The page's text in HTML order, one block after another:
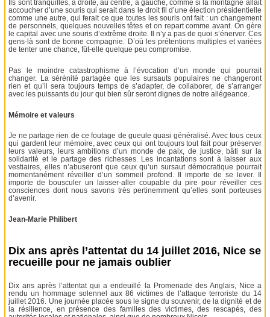
Ils sont tranquilles, à droite, au centre, à gauche, comme si la montagne allait
accoucher d’une souris qui serait dans le droit fil d’une élection présidentielle
comme une autre, qui ferait ce que toutes les souris ont fait : un changement
de personnels, quelques nouvelles têtes et on repart comme avant. On gère
le capital avec une souris d’extrême droite. Il n’y a pas de quoi s’énerver. Ces
gens-là sont de bonne compagnie. D’où les prétentions multiples et variées
de tenter une chance, fût-elle quelque peu compromise.
Pas le moindre catastrophisme à l’évocation d’un monde qui pourrait
changer. La sérénité partagée que les sursauts populaires ne changeront
rien et qu’il sera toujours temps de s’adapter, de collaborer, de s’arranger
avec les puissants du jour qui bien sûr seront dignes de notre allégeance.
Mémoire et valeurs
Je ne partage rien de ce foutage de gueule quasi généralisé. Avec tous ceux
qui gardent leur mémoire, avec ceux qui ont toujours tout fait pour préserver
leurs valeurs, leurs ambitions d’un monde de paix, de justice, bâti sur la
solidarité et le partage des richesses. Les incantations sont à laisser aux
vestiaires, elles n’abuseront que ceux qu’un sursaut démocratique pourrait
momentanément réveiller d’un sommeil profond. Il importe de se lever. Il
importe de bousculer un laisser-aller coupable du pire pour réveiller ces
consciences dont nous savons très pertinemment qu’elles sont porteuses
d’avenir.
Jean-Marie Philibert
Dix ans après l’attentat du 14 juillet 2016, Nice se
recueille pour ne jamais oublier
Dix ans après l’attentat qui a endeuillé la Promenade des Anglais, Nice a
rendu un hommage solennel aux 86 victimes de l’attaque terroriste du 14
juillet 2016. Une journée placée sous le signe du souvenir, de la dignité et de
la résilience, en présence des familles des victimes, des rescapés, des